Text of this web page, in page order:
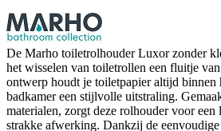
De Marho toiletrolhouder Luxor zonder
het wisselen van toiletrollen een fluitje
ontwerp houdt je toiletpapier altijd binnen
badkamer een stijlvolle uitstraling.
materialen, zorgt deze rolhouder voor een
strakke afwerking. Dankzij de eenvoudige